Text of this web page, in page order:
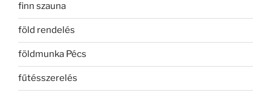
finn szauna
föld rendelés
földmunka Pécs
fűtésszerelés